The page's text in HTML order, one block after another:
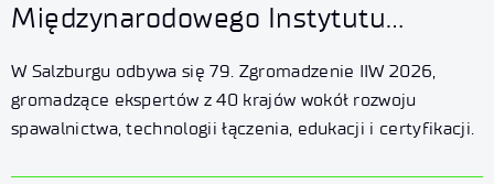
Międzynarodowego Instytutu
Spawalnictwa - IIW 2026
w Salzburgu
W Salzburgu odbywa się 79. Zgromadzenie IIW 2026,
gromadzące ekspertów z 40 krajów wokół rozwoju
spawalnictwa, technologii łączenia, edukacji i certyfikacji.